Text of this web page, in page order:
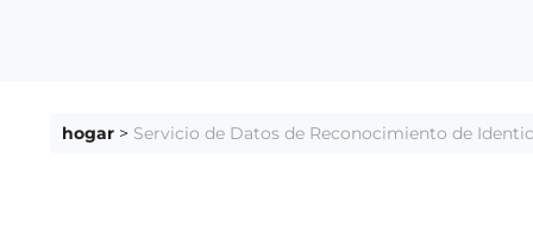
hogar > Servicio de Datos de Reconocimiento de